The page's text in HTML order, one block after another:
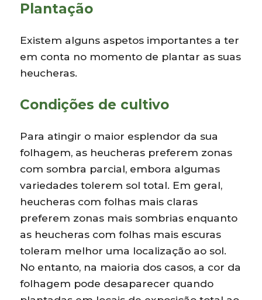
Plantação
Existem alguns aspetos importantes a ter
em conta no momento de plantar as suas
heucheras.
Condições de cultivo
Para atingir o maior esplendor da sua
folhagem, as heucheras preferem zonas
com sombra parcial, embora algumas
variedades tolerem sol total. Em geral,
heucheras com folhas mais claras
preferem zonas mais sombrias enquanto
as heucheras com folhas mais escuras
toleram melhor uma localização ao sol.
No entanto, na maioria dos casos, a cor da
folhagem pode desaparecer quando